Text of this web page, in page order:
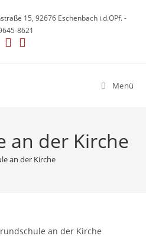
15, 92676 Eschenbach i.d.OPf. -
8621
Menü
an der Kirche
an der Kirche